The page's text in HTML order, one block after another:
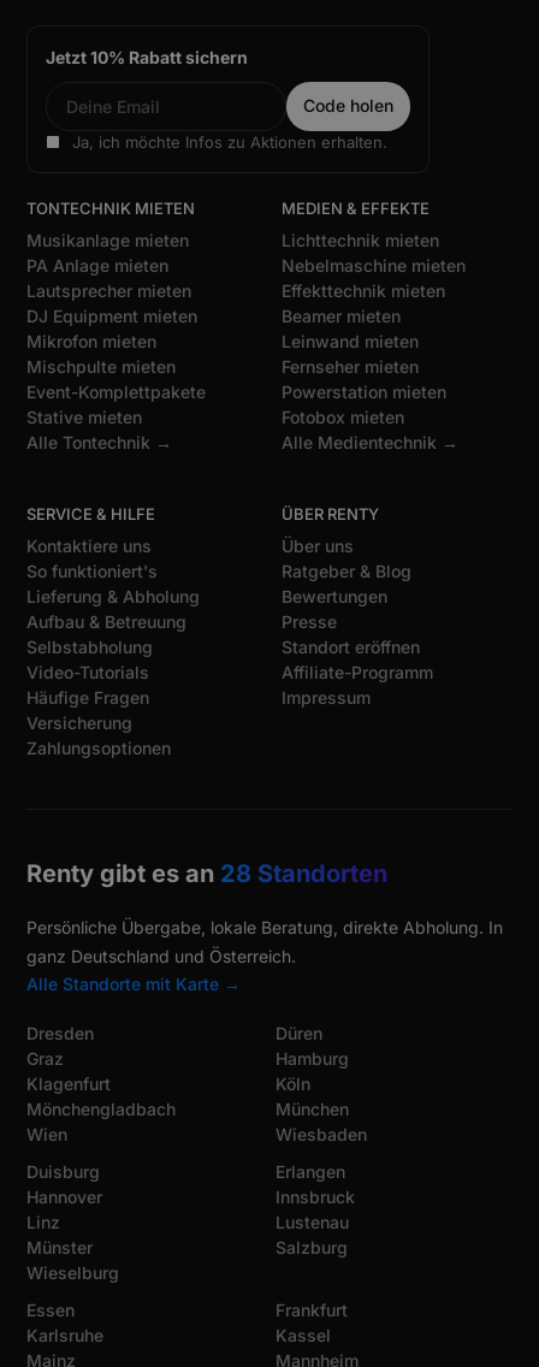
Jetzt 10% Rabatt sichern
Ja, ich möchte Infos zu Aktionen erhalten.
TONTECHNIK MIETEN
Musikanlage mieten
PA Anlage mieten
Lautsprecher mieten
DJ Equipment mieten
Mikrofon mieten
Mischpulte mieten
Event-Komplettpakete
Stative mieten
Alle Tontechnik →
MEDIEN & EFFEKTE
Lichttechnik mieten
Nebelmaschine mieten
Effekttechnik mieten
Beamer mieten
Leinwand mieten
Fernseher mieten
Powerstation mieten
Fotobox mieten
Alle Medientechnik →
SERVICE & HILFE
Kontaktiere uns
So funktioniert's
Lieferung & Abholung
Aufbau & Betreuung
Selbstabholung
Video-Tutorials
Häufige Fragen
Versicherung
Zahlungsoptionen
ÜBER RENTY
Über uns
Ratgeber & Blog
Bewertungen
Presse
Standort eröffnen
Affiliate-Programm
Impressum
Renty gibt es an 28 Standorten
Persönliche Übergabe, lokale Beratung, direkte Abholung. In
ganz Deutschland und Österreich.
Alle Standorte mit Karte →
Dresden
Graz
Klagenfurt
Mönchengladbach
Wien
Düren
Hamburg
Köln
München
Wiesbaden
Duisburg
Hannover
Linz
Münster
Wieselburg
Erlangen
Innsbruck
Lustenau
Salzburg
Essen
Karlsruhe
Mainz
Frankfurt
Kassel
Mannheim